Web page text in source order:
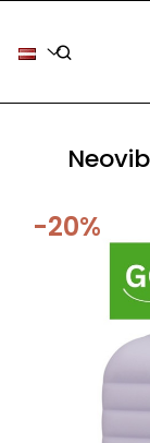
-20%